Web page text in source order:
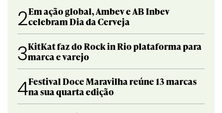
2Em ação global, Ambev e AB Inbev
celebram Dia da Cerveja
3KitKat faz do Rock in Rio plataforma para
marca e varejo
4Festival Doce Maravilha reúne 13 marcas
na sua quarta edição